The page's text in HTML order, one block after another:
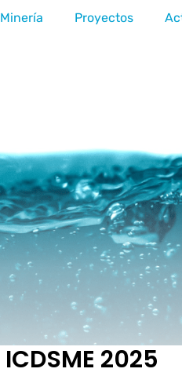
Minería Proyectos
2025